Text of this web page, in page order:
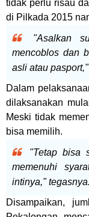
tidak perlu risau
di Pilkada 2015
"Asalkan
mencoblos dan
asli atau
Dalam
dilaksanakan
Meski tidak
bisa memilih.
"Tetap bisa
memenuhi
intinya," tegasnya.
Disampaikan,